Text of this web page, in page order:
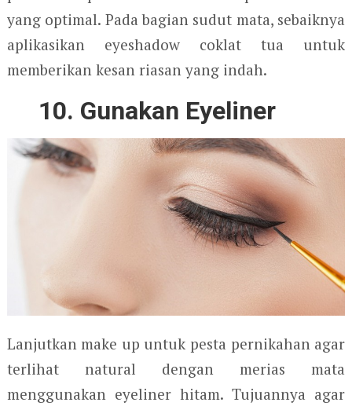
yang optimal. Pada bagian sudut mata, sebaiknya
aplikasikan eyeshadow coklat tua untuk
memberikan kesan riasan yang indah.
10. Gunakan Eyeliner
Lanjutkan make up untuk pesta pernikahan agar
terlihat natural dengan merias mata
menggunakan eyeliner hitam. Tujuannya agar